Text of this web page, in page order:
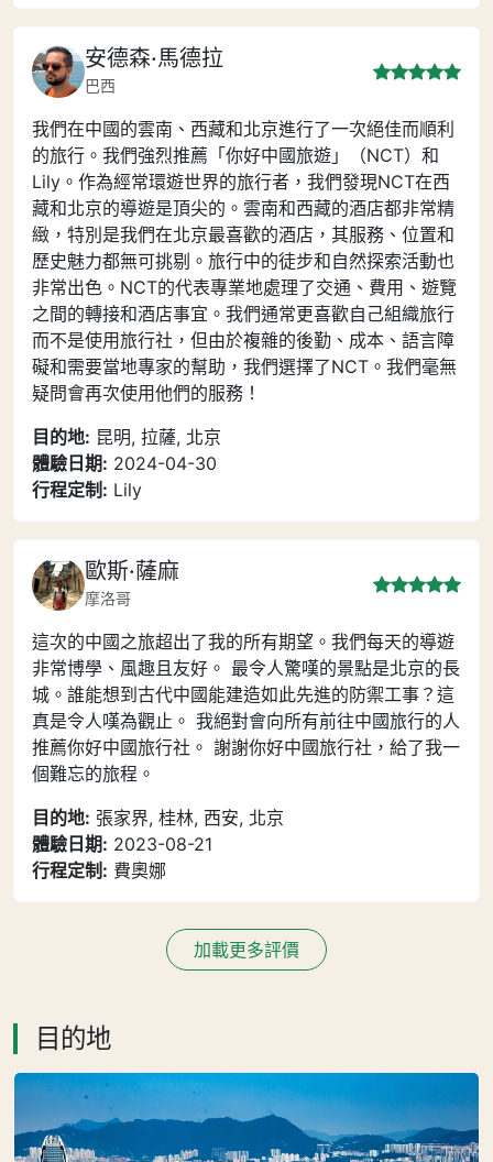
安德森·馬德拉
巴西
我們在中國的雲南、西藏和北京進行了一次絕佳而順利
的旅行。我們強烈推薦「你好中國旅遊」（NCT）和
Lily。作為經常環遊世界的旅行者，我們發現NCT在西
藏和北京的導遊是頂尖的。雲南和西藏的酒店都非常精
緻，特別是我們在北京最喜歡的酒店，其服務、位置和
歷史魅力都無可挑剔。旅行中的徒步和自然探索活動也
非常出色。NCT的代表專業地處理了交通、費用、遊覽
之間的轉接和酒店事宜。我們通常更喜歡自己組織旅行
而不是使用旅行社，但由於複雜的後勤、成本、語言障
礙和需要當地專家的幫助，我們選擇了NCT。我們毫無
疑問會再次使用他們的服務！
目的地: 昆明, 拉薩, 北京
體驗日期: 2024-04-30
行程定制: Lily
歐斯·薩麻
摩洛哥
這次的中國之旅超出了我的所有期望。我們每天的導遊
非常博學、風趣且友好。 最令人驚嘆的景點是北京的長
城。誰能想到古代中國能建造如此先進的防禦工事？這
真是令人嘆為觀止。 我絕對會向所有前往中國旅行的人
推薦你好中國旅行社。 謝謝你好中國旅行社，給了我一
個難忘的旅程。
目的地: 張家界, 桂林, 西安, 北京
體驗日期: 2023-08-21
行程定制: 費奧娜
加載更多評價
目的地